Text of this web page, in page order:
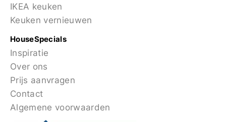
IKEA keuken
Keuken vernieuwen
HouseSpecials
Inspiratie
Over ons
Prijs aanvragen
Contact
Algemene voorwaarden